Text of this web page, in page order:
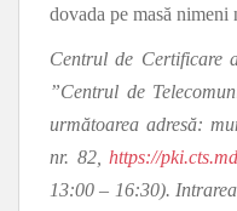
dovada pe masă nimeni
Centrul de Certificare
”Centrul de
următoarea adresă:
nr. 82,https://
13:00 – 16:30).